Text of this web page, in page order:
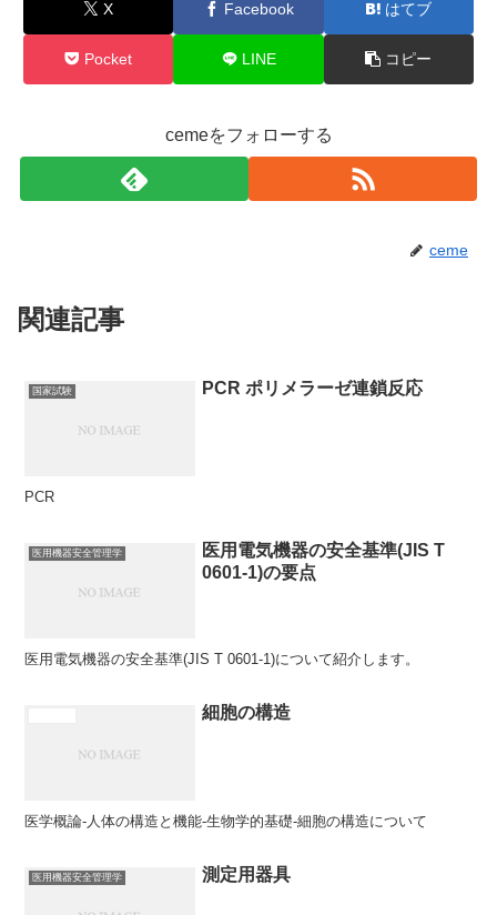
X Facebook はてブ
Pocket LINE コピー
cemeをフォローする
ceme
関連記事
国家試験 PCR ポリメラーゼ連鎖反応
PCR
医用機器安全管理学
医用電気機器の安全基準(JIS T
0601-1)の要点
医用電気機器の安全基準(JIS T 0601-1)について紹介します。
細胞の構造
医学概論-人体の構造と機能-生物学的基礎-細胞の構造について
医用機器安全管理学 測定用器具